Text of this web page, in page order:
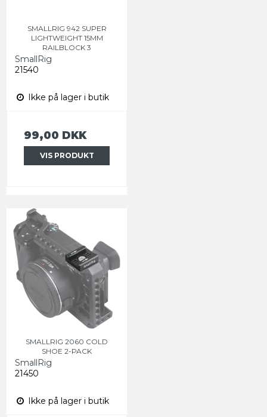
SMALLRIG 942 SUPER
LIGHTWEIGHT 15MM
RAILBLOCK 3
SmallRig
21540
Ikke på lager i butik
99,00 DKK
VIS PRODUKT
SMALLRIG 2060 COLD
SHOE 2-PACK
SmallRig
21450
Ikke på lager i butik